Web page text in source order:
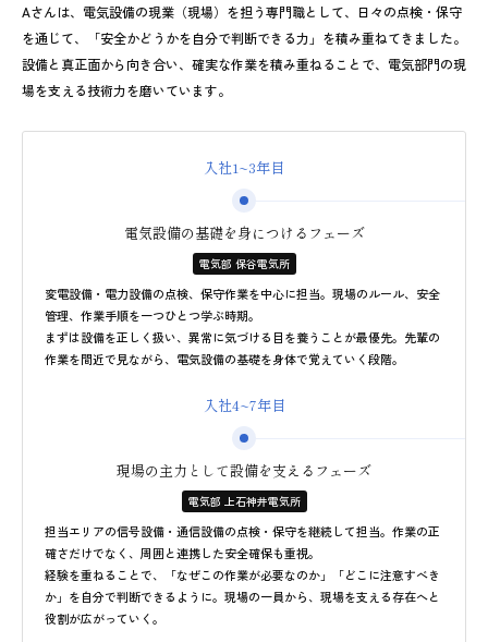
Aさんは、電気設備の現業（現場）を担う専門職として、日々の点検・保守
を通じて、「安全かどうかを自分で判断できる力」を積み重ねてきました。
設備と真正面から向き合い、確実な作業を積み重ねることで、電気部門の現
場を支える技術力を磨いています。
入社1~3年目
電気設備の基礎を身につけるフェーズ
電気部 保谷電気所
変電設備・電力設備の点検、保守作業を中心に担当。現場のルール、安全
管理、作業手順を一つひとつ学ぶ時期。
まずは設備を正しく扱い、異常に気づける目を養うことが最優先。先輩の
作業を間近で見ながら、電気設備の基礎を身体で覚えていく段階。
入社4~7年目
現場の主力として設備を支えるフェーズ
電気部 上石神井電気所
担当エリアの信号設備・通信設備の点検・保守を継続して担当。作業の正
確さだけでなく、周囲と連携した安全確保も重視。
経験を重ねることで、「なぜこの作業が必要なのか」「どこに注意すべき
か」を自分で判断できるように。現場の一員から、現場を支える存在へと
役割が広がっていく。